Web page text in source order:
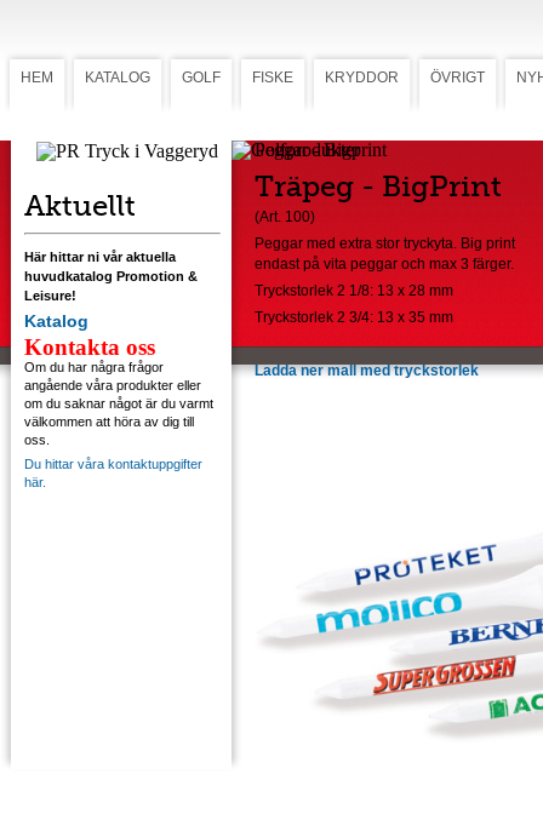
HEM KATALOG GOLF FISKE KRYDDOR ÖVRIGT
Aktuellt
Här hittar ni vår aktuella
huvudkatalog Promotion &
Leisure!
Katalog
Kontakta oss
Om du har några frågor
angående våra produkter eller
om du saknar något är du varmt
välkommen att höra av dig till
oss.
Du hittar våra kontaktuppgifter
här.
Peggar - Bigprint
Träpeg - BigPrint
(Art. 100)
Peggar med extra stor tryckyta. Big print
endast på vita peggar och max 3 färger.
Tryckstorlek 2 1/8: 13 x 28 mm
Tryckstorlek 2 3/4: 13 x 35 mm
Ladda ner mall med tryckstorlek